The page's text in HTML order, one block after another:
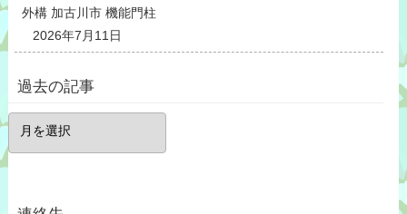
外構 加古川市 機能門柱
2026年7月11日
過去の記事
去